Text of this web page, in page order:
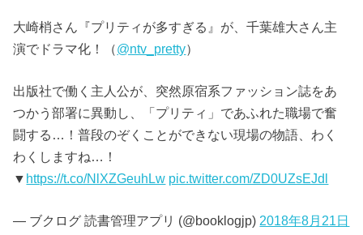
大崎梢さん『プリティが多すぎる』が、千葉雄大さん主
演でドラマ化！（@ntv_pretty）
出版社で働く主人公が、突然原宿系ファッション誌をあ
つかう部署に異動し、「プリティ」であふれた職場で奮
闘する…！普段のぞくことができない現場の物語、わく
わくしますね…！
▼ https://t.co/NlXZGeuhLw pic.twitter.com/ZD0UZsEJdl
— ブクログ 読書管理アプリ (@booklogjp)2018年8月21日